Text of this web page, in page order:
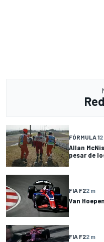
FÓRMULA 12
Allan
pesar de
FIA F22 m
Van
FIA F22 m